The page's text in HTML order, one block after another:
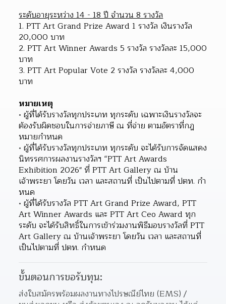
ระดับอายุระหว่าง 14 - 18 ปี จํานวน 8 รางวัล
1. PTT Art Grand Prize Award 1 รางวัล เงินรางวัล
20,000 บาท
2. PTT Art Winner Awards 5 รางวัล รางวัลละ 15,000
บาท
3. PTT Art Popular Vote 2 รางวัล รางวัลละ 4,000
บาท
หมายเหตุ
ผู้ที่ได้รับรางวัลทุกประเภท ทุกระดับ เฉพาะเงินรางวัลจะ
ต้องรับผิดชอบในการจ่ายภาษี ณ ที่จ่าย ตามอัตราที่กฎ
หมายกําหนด
ผู้ที่ได้รับรางวัลทุกประเภท ทุกระดับ จะได้รับการจัดแสดง
นิทรรศการผลงานรางวัลฯ “PTT Art Awards
Exhibition 2026" ที่ PTT Art Gallery ณ บ้าน
เจ้าพระยา โดยวัน เวลา และสถานที่ เป็นไปตามที่ ปตท. กํา
หนด
ผู้ที่ได้รับรางวัล PTT Art Grand Prize Award, PTT
Art Winner Awards และ PTT Art Ceo Award ทุก
ระดับ จะได้รับสิทธิ์ในการเข้าร่วมงานพิธีมอบรางวัลที่ PTT
Art Gallery ณ บ้านเจ้าพระยา โดยวัน เวลา และสถานที่
เป็นไปตามที่ ปตท. กําหนด
ขั้นตอนการขอรับทุน:
ส่งใบสมัครพร้อมผลงานทางไปรษณีย์ไทย (EMS) /